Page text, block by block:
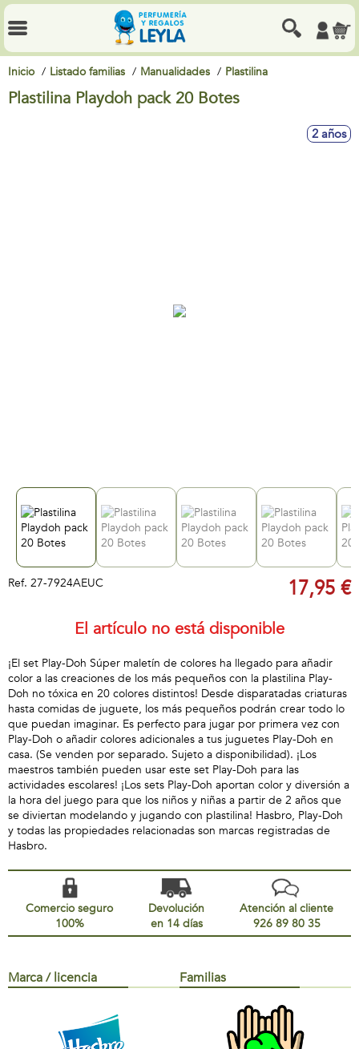
Inicio Listado familias Manualidades Plastilina
Plastilina Playdoh pack 20 Botes
2 años
Ref. 27-7924AEUC 17,95 €
El artículo no está disponible
¡El set Play-Doh Súper maletín de colores ha llegado para añadir
color a las creaciones de los más pequeños con la plastilina Play-
Doh no tóxica en 20 colores distintos! Desde disparatadas criaturas
hasta comidas de juguete, los más pequeños podrán crear todo lo
que puedan imaginar. Es perfecto para jugar por primera vez con
Play-Doh o añadir colores adicionales a tus juguetes Play-Doh en
casa. (Se venden por separado. Sujeto a disponibilidad). ¡Los
maestros también pueden usar este set Play-Doh para las
actividades escolares! ¡Los sets Play-Doh aportan color y diversión a
la hora del juego para que los niños y niñas a partir de 2 años que
se diviertan modelando y jugando con plastilina! Hasbro, Play-Doh
y todas las propiedades relacionadas son marcas registradas de
Hasbro.
Comercio seguro
100%
Devolución
en 14 días
Atención al cliente
926 89 80 35
Marca / licencia Familias